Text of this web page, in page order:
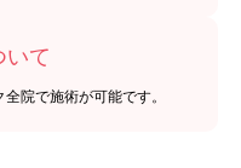
いて
院で施術が可能です。